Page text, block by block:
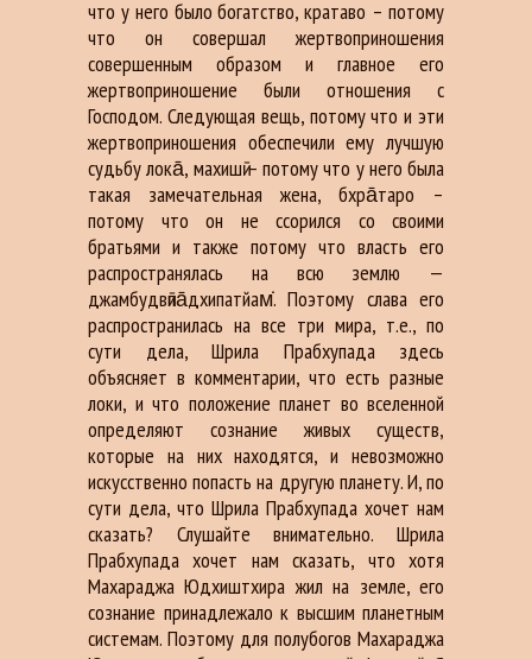
что у него было богатство, кратаво – потому
что он совершал жертвоприношения
совершенным образом и главное его
жертвоприношение были отношения с
Господом. Следующая вещь, потому что и эти
жертвоприношения обеспечили ему лучшую
судьбу лока̄, махишӣ – потому что у него была
такая замечательная жена, бхра̄таро –
потому что он не ссорился со своими
братьями и также потому что власть его
распространялась на всю землю —
джамбудвӣпа̄дхипатйам̇. Поэтому слава его
распространилась на все три мира, т.е., по
сути дела, Шрила Прабхупада здесь
объясняет в комментарии, что есть разные
локи, и что положение планет во вселенной
определяют сознание живых существ,
которые на них находятся, и невозможно
искусственно попасть на другую планету. И, по
сути дела, что Шрила Прабхупада хочет нам
сказать? Слушайте внимательно. Шрила
Прабхупада хочет нам сказать, что хотя
Махараджа Юдхиштхира жил на земле, его
сознание принадлежало к высшим планетным
системам. Поэтому для полубогов Махараджа